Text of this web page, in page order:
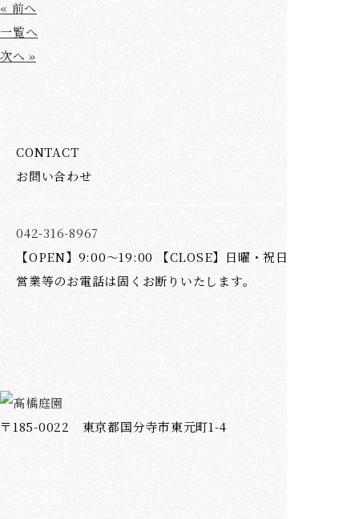
« 前へ
一覧へ
次へ »
CONTACT
お問い合わせ
042-316-8967
【OPEN】9:00～19:00 【CLOSE】日曜・祝日
営業等のお電話は固くお断りいたします。
〒185-0022 東京都国分寺市東元町1-4
ホーム
会社情報
施工事例